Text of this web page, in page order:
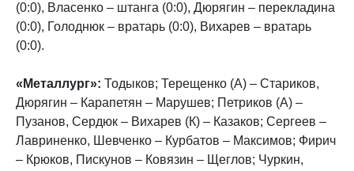
(0:0), Власенко – штанга (0:0), Дюрягин – перекладина
(0:0), Голоднюк – вратарь (0:0), Вихарев – вратарь
(0:0).
«Металлург»: Тодыков; Терещенко (А) – Стариков,
Дюрягин – Карапетян – Марушев; Петриков (А) –
Пузанов, Сердюк – Вихарев (К) – Казаков; Сергеев –
Лавриненко, Шевченко – Курбатов – Максимов; Фирич
– Крюков, Пискунов – Ковязин – Щеглов; Чуркин,